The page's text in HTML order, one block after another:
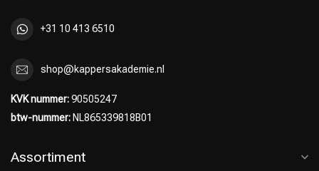
+31 10 413 6510
shop@kappersakademie.nl
KVK nummer:90505247
btw-nummer: NL865339818B01
Assortiment